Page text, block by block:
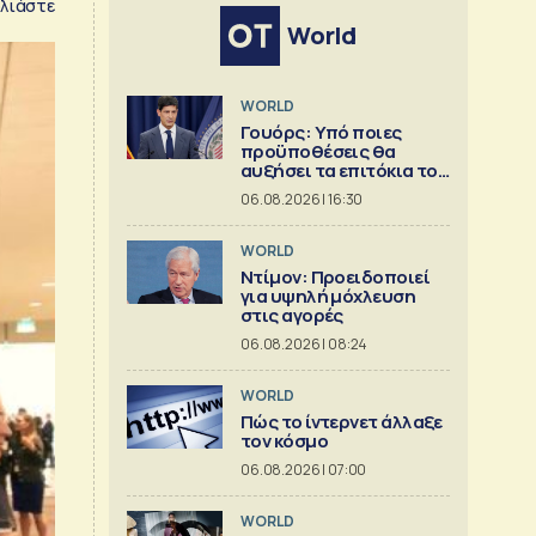
World
WORLD
Γουόρς: Υπό ποιες
προϋποθέσεις θα
αυξήσει τα επιτόκια τον
Σεπτέμβριο
06.08.2026 | 16:30
WORLD
Ντίμον: Προειδοποιεί
για υψηλή μόχλευση
στις αγορές
06.08.2026 | 08:24
WORLD
Πώς το ίντερνετ άλλαξε
τον κόσμο
06.08.2026 | 07:00
WORLD